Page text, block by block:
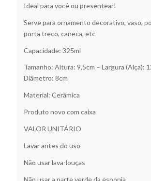
Ideal para você ou presentear!
Serve para ornamento decorativo, vaso,
porta treco, caneca, etc
Capacidade: 325ml
Tamanho: Altura: 9,5cm – Largura (Alça):
Diâmetro: 8cm
Material: Cerâmica
Produto novo com caixa
VALOR UNITÁRIO
Lavar antes do uso
Não usar lava-louças
Não usar a parte verde da esponja